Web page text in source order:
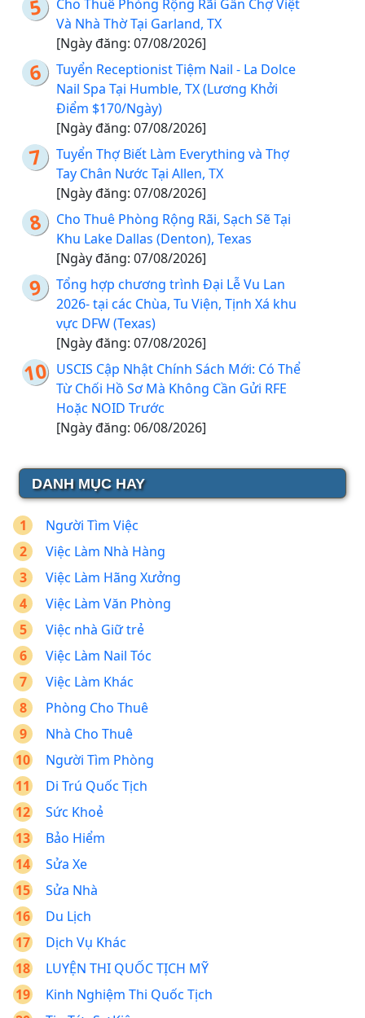
Cho Thuê Phòng Rộng Rãi Gần Chợ Việt
Và Nhà Thờ Tại Garland, TX
[Ngày đăng: 07/08/2026]
Tuyển Receptionist Tiệm Nail - La Dolce
Nail Spa Tại Humble, TX (Lương Khởi
Điểm $170/Ngày)
[Ngày đăng: 07/08/2026]
Tuyển Thợ Biết Làm Everything và Thợ
Tay Chân Nước Tại Allen, TX
[Ngày đăng: 07/08/2026]
Cho Thuê Phòng Rộng Rãi, Sạch Sẽ Tại
Khu Lake Dallas (Denton), Texas
[Ngày đăng: 07/08/2026]
Tổng hợp chương trình Đại Lễ Vu Lan
2026- tại các Chùa, Tu Viện, Tịnh Xá khu
vực DFW (Texas)
[Ngày đăng: 07/08/2026]
USCIS Cập Nhật Chính Sách Mới: Có Thể
Từ Chối Hồ Sơ Mà Không Cần Gửi RFE
Hoặc NOID Trước
[Ngày đăng: 06/08/2026]
DANH MỤC HAY
Người Tìm Việc
Việc Làm Nhà Hàng
Việc Làm Hãng Xưởng
Việc Làm Văn Phòng
Việc nhà Giữ trẻ
Việc Làm Nail Tóc
Việc Làm Khác
Phòng Cho Thuê
Nhà Cho Thuê
Người Tìm Phòng
Di Trú Quốc Tịch
Sức Khoẻ
Bảo Hiểm
Sửa Xe
Sửa Nhà
Du Lịch
Dịch Vụ Khác
LUYỆN THI QUỐC TỊCH MỸ
Kinh Nghiệm Thi Quốc Tịch